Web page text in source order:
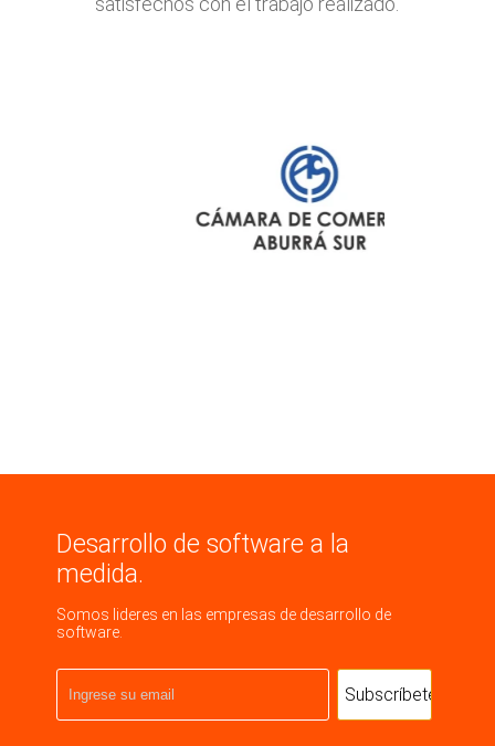
Desarrollo de software a la
medida.
Somos lideres en las empresas de desarrollo de
software.